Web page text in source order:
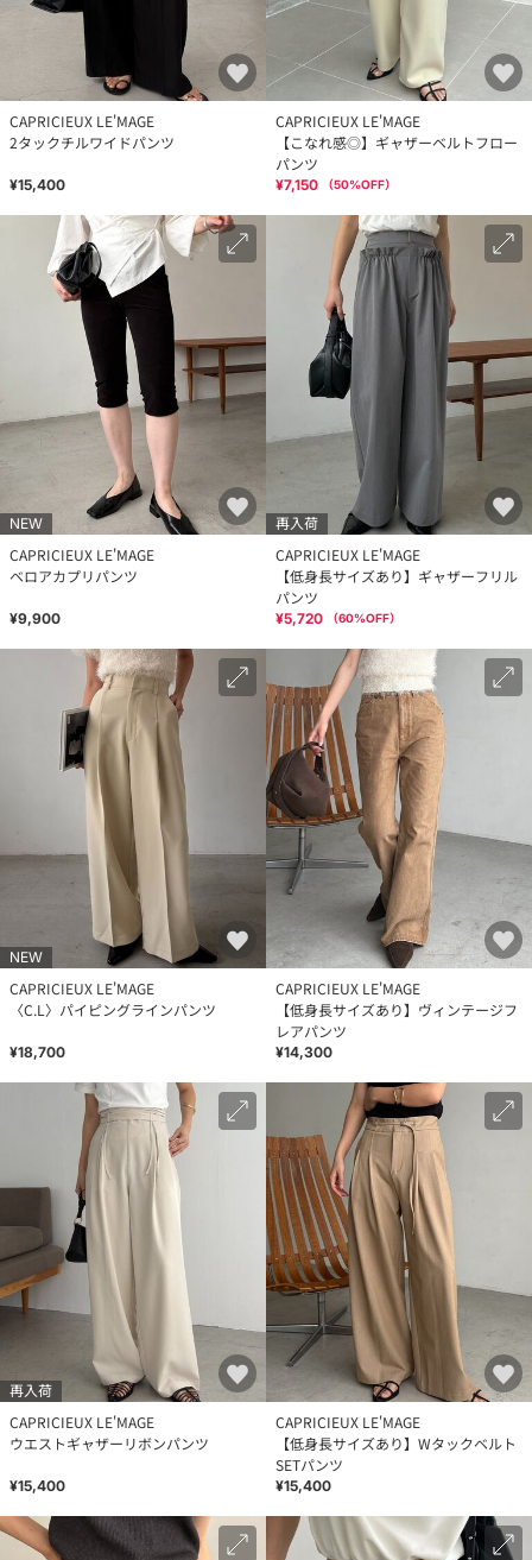
CAPRICIEUX LE'MAGE
2タックチルワイドパンツ
¥15,400
CAPRICIEUX LE'MAGE
【こなれ感◎】ギャザーベルトフロー
パンツ
¥7,150 （50%OFF）
NEW
CAPRICIEUX LE'MAGE
ベロアカプリパンツ
¥9,900
再入荷
CAPRICIEUX LE'MAGE
【低身長サイズあり】ギャザーフリル
パンツ
¥5,720 （60%OFF）
NEW
CAPRICIEUX LE'MAGE
〈C.L〉パイピングラインパンツ
¥18,700
CAPRICIEUX LE'MAGE
【低身長サイズあり】ヴィンテージフ
レアパンツ
¥14,300
再入荷
CAPRICIEUX LE'MAGE
ウエストギャザーリボンパンツ
¥15,400
CAPRICIEUX LE'MAGE
【低身長サイズあり】Wタックベルト
SETパンツ
¥15,400